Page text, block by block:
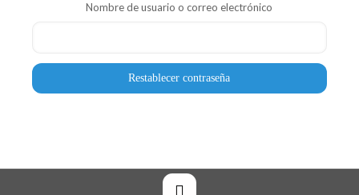
Nombre de usuario o correo electrónico
Restablecer contraseña